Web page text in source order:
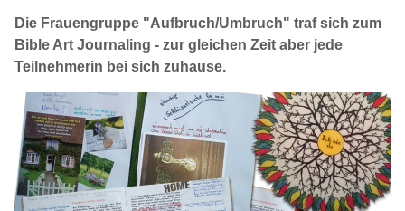
Die Frauengruppe "Aufbruch/Umbruch" traf sich zum
Bible Art Journaling - zur gleichen Zeit aber jede
Teilnehmerin bei sich zuhause.